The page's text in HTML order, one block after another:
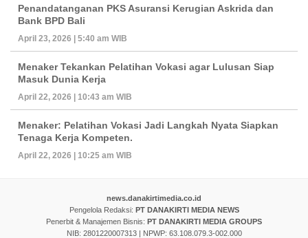
Penandatanganan PKS Asuransi Kerugian Askrida dan
Bank BPD Bali
April 23, 2026 | 5:40 am WIB
Menaker Tekankan Pelatihan Vokasi agar Lulusan Siap
Masuk Dunia Kerja
April 22, 2026 | 10:43 am WIB
Menaker: Pelatihan Vokasi Jadi Langkah Nyata Siapkan
Tenaga Kerja Kompeten.
April 22, 2026 | 10:25 am WIB
news.danakirtimedia.co.id
Pengelola Redaksi: PT DANAKIRTI MEDIA NEWS
Penerbit & Manajemen Bisnis: PT DANAKIRTI MEDIA GROUPS
NIB: 2801220007313 | NPWP: 63.108.079.3-002.000